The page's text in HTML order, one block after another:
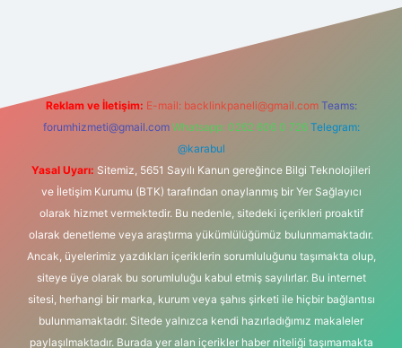
Reklam ve İletişim: E-mail: backlinkpaneli@gmail.com Teams:
forumhizmeti@gmail.com Whatsapp: 0262 606 0 726 Telegram:
@karabul
Yasal Uyarı: Sitemiz, 5651 Sayılı Kanun gereğince Bilgi Teknolojileri
ve İletişim Kurumu (BTK) tarafından onaylanmış bir Yer Sağlayıcı
olarak hizmet vermektedir. Bu nedenle, sitedeki içerikleri proaktif
olarak denetleme veya araştırma yükümlülüğümüz bulunmamaktadır.
Ancak, üyelerimiz yazdıkları içeriklerin sorumluluğunu taşımakta olup,
siteye üye olarak bu sorumluluğu kabul etmiş sayılırlar. Bu internet
sitesi, herhangi bir marka, kurum veya şahıs şirketi ile hiçbir bağlantısı
bulunmamaktadır. Sitede yalnızca kendi hazırladığımız makaleler
paylaşılmaktadır. Burada yer alan içerikler haber niteliği taşımamakta